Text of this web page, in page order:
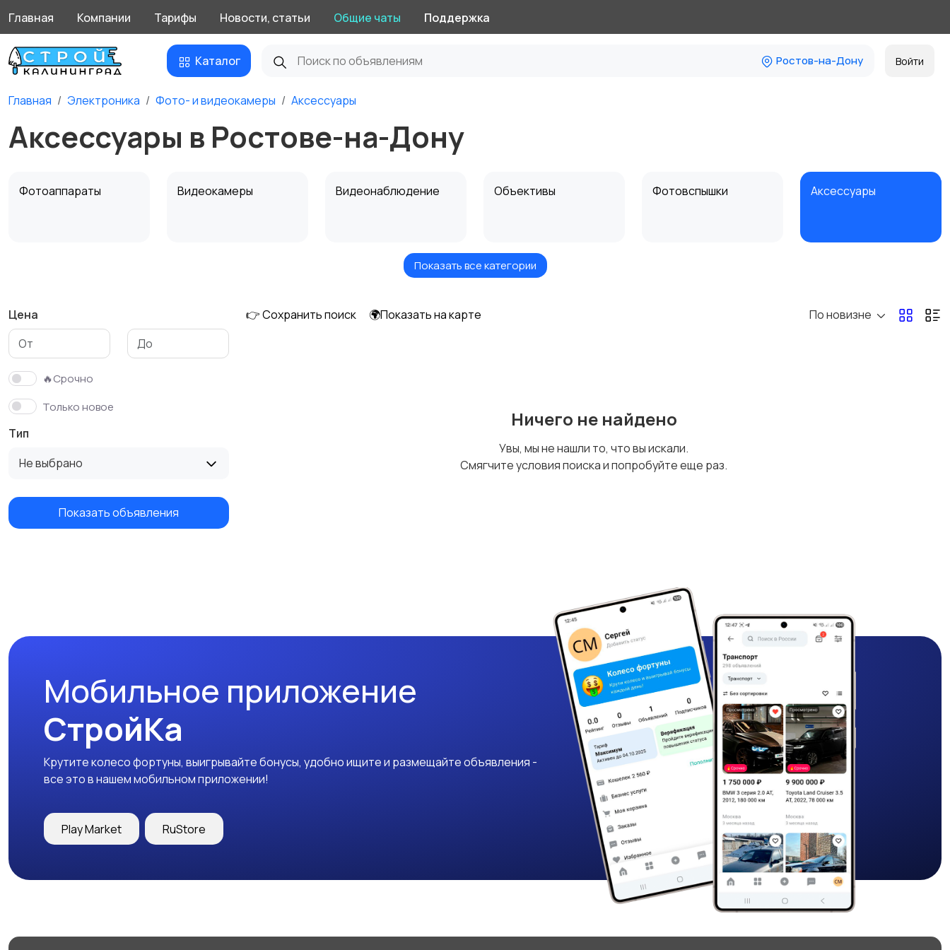
Главная Компании Тарифы Новости, статьи Общие чаты Поддержка
Каталог Ростов-на-Дону Войти
Главная Электроника Фото- и видеокамеры Аксессуары
Аксессуары в Ростове-на-Дону
Фотоаппараты Видеокамеры Видеонаблюдение Объективы Фотовспышки Аксессуары
Компактные
Показать все категории
Цена
🔥Срочно
Только новое
Тип
Не выбрано
Показать объявления
👉 Сохранить поиск 🌍Показать на карте По новизне
Ничего не найдено
Увы, мы не нашли то, что вы искали.
Смягчите условия поиска и попробуйте еще раз.
Мобильное приложение
СтройКа
Крутите колесо фортуны, выигрывайте бонусы, удобно ищите и размещайте объявления -
все это в нашем мобильном приложении!
Play Market RuStore